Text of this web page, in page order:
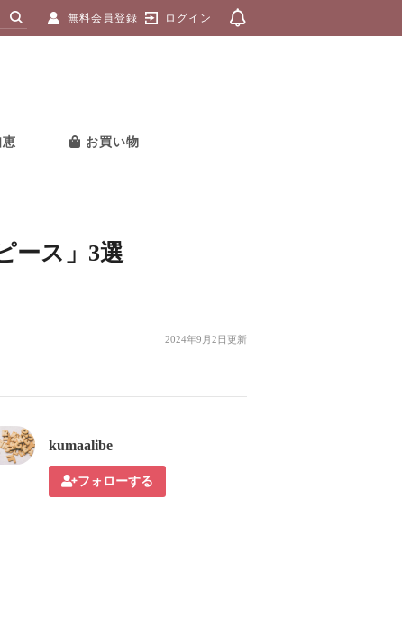
無料会員登録 ログイン
お買い物
ース」3選
2024年9月2日更新
kumaalibe
フォローする